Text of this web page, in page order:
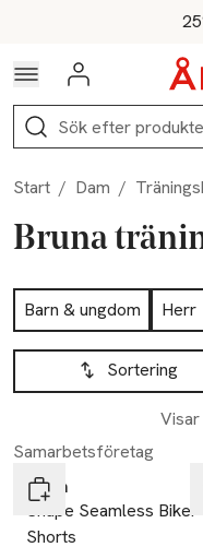
Hoppa till För
Logga in
Sök
Start / Dam /
Bruna
Hoppa till produktsidan
Barn & ungdom Herr
Hoppa till produktsidan
Sortering
Lista över produkter
Samarbetsföretag
aim'n
Shape Seamless Biker
Shorts